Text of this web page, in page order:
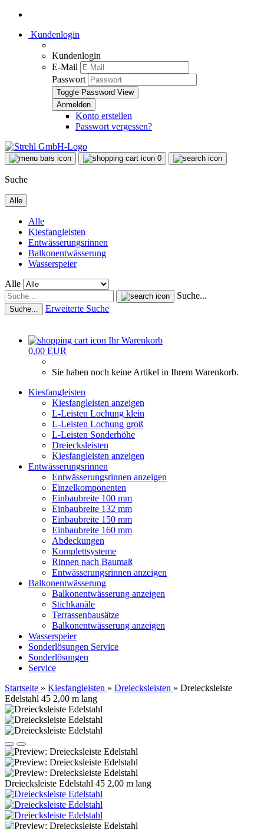
Kundenlogin
Kundenlogin
E-Mail
Passwort
Toggle Password View
Konto erstellen
Passwort vergessen?
0
Suche
Alle
Alle
Kiesfangleisten
Entwässerungsrinnen
Balkonentwässerung
Wasserspeier
Alle
Suche...
Suche... Erweiterte Suche
Ihr Warenkorb
0,00 EUR
Sie haben noch keine Artikel in Ihrem Warenkorb.
Kiesfangleisten
Kiesfangleisten anzeigen
L-Leisten Lochung klein
L-Leisten Lochung groß
L-Leisten Sonderhöhe
Dreiecksleisten
Kiesfangleisten anzeigen
Entwässerungsrinnen
Entwässerungsrinnen anzeigen
Einzelkomponenten
Einbaubreite 100 mm
Einbaubreite 132 mm
Einbaubreite 150 mm
Einbaubreite 160 mm
Abdeckungen
Komplettsysteme
Rinnen nach Baumaß
Entwässerungsrinnen anzeigen
Balkonentwässerung
Balkonentwässerung anzeigen
Stichkanäle
Terrassenbausätze
Balkonentwässerung anzeigen
Wasserspeier
Sonderlösungen Service
Sonderlösungen
Service
Startseite » Kiesfangleisten » Dreiecksleisten » Dreiecksleiste
Edelstahl 45 2,00 m lang
Dreiecksleiste Edelstahl 45 2,00 m lang